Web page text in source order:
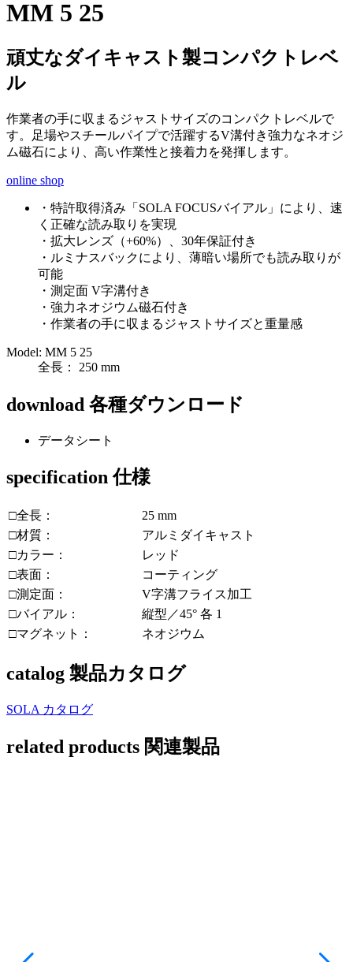
MM 5 25
頑丈なダイキャスト製コンパクトレベ
ル
作業者の手に収まるジャストサイズのコンパクトレベルで
す。足場やスチールパイプで活躍するV溝付き強力なネオジ
ム磁石により、高い作業性と接着力を発揮します。
online shop
・特許取得済み「SOLA FOCUSバイアル」により、速
く正確な読み取りを実現
・拡大レンズ（+60%）、30年保証付き
・ルミナスバックにより、薄暗い場所でも読み取りが
可能
・測定面 V字溝付き
・強力ネオジウム磁石付き
・作業者の手に収まるジャストサイズと重量感
Model: MM 5 25
全長： 250 mm
download 各種ダウンロード
データシート
specification仕様
□全長：
25 mm
□材質：
アルミダイキャスト
□カラー：
レッド
□表面：
コーティング
□測定面：
V字溝フライス加工
□バイアル：
縦型／45° 各 1
□マグネット：
ネオジウム
catalog 製品カタログ
SOLA カタログ
related products 関連製品